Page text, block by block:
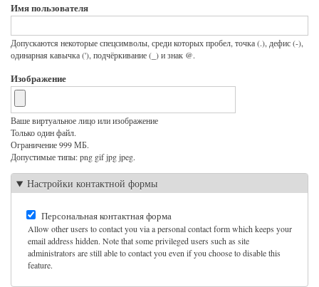
Имя пользователя
Допускаются некоторые спецсимволы, среди которых пробел, точка (.), дефис (-),
одинарная кавычка ('), подчёркивание (_) и знак @.
Изображение
Ваше виртуальное лицо или изображение
Только один файл.
Ограничение 999 МБ.
Допустимые типы: png gif jpg jpeg.
Настройки контактной формы
Персональная контактная форма
Allow other users to contact you via a personal contact form which keeps your
email address hidden. Note that some privileged users such as site
administrators are still able to contact you even if you choose to disable this
feature.